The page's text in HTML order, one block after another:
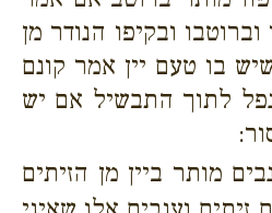
ובקיפו הנודר מן
בו טעם יין אמר קונם
לתוך התבשיל אם יש
מותר ביין מן הזיתים